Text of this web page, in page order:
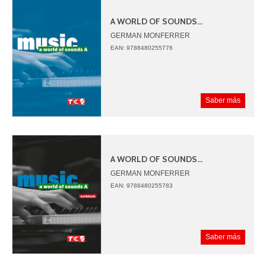
A WORLD OF SOUNDS...
GERMAN MONFERRER
JUAN ANGEL PICAZO
EAN: 9788480255776
Saber más
A WORLD OF SOUNDS...
GERMAN MONFERRER
JUAN ANGEL PICAZO
EAN: 9788480255783
Saber más